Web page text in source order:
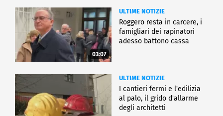
03:07
ULTIME NOTIZIE
Roggero resta in carcere, i
famigliari dei rapinatori
adesso battono cassa
ULTIME NOTIZIE
I cantieri fermi e l'edilizia
al palo, il grido d'allarme
degli architetti